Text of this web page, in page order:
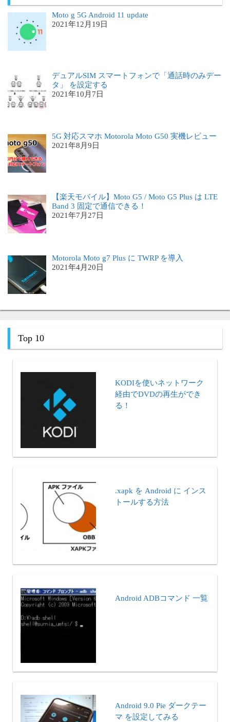
Moto g 5G Android 11 update
2021年12月19日
デュアルSIM スマートフォンで「通話時のみデー
タ」 を設定する
2021年10月7日
5G 対応スマホ Motorola Moto G50 実機レビュー
2021年8月9日
【楽天モバイル】Moto G5 / Moto G5 Plus は LTE
Band 3 固定で通信できる！
2021年7月27日
Motorola Moto g7 Plus に TWRP を導入
2021年4月20日
Top 10
KODIを使いネットワーク
経由でDVDの再生ができ
る！
.xapk を Android に インス
トールする方法
Android ADBコマンド 一覧
Android 9.0 Pie ダークテー
マ を設定してみる